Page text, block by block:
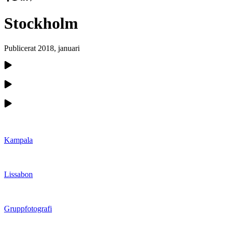
Stockholm
Publicerat 2018, januari
Kampala
Lissabon
Gruppfotografi